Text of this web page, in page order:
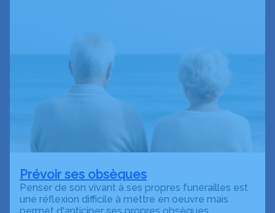
Prévoir ses obsèques
Penser de son vivant à ses propres funérailles est
une réflexion difficile à mettre en oeuvre mais